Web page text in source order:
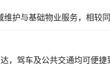
护与基础物业服务，相较
，驾车及公共交通均可便